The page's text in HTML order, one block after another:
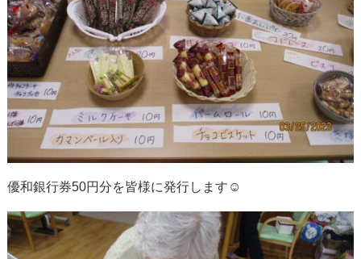
優和銀行券50円分を皆様に発行します☺